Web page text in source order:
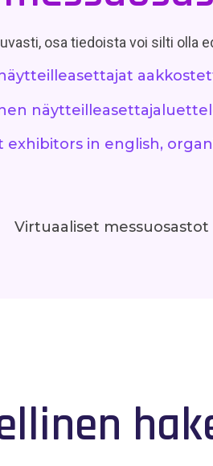
osa tiedoista voi silti olla
näytteilleasettajat
exhibitors in english,
Virtuaaliset messuosastot